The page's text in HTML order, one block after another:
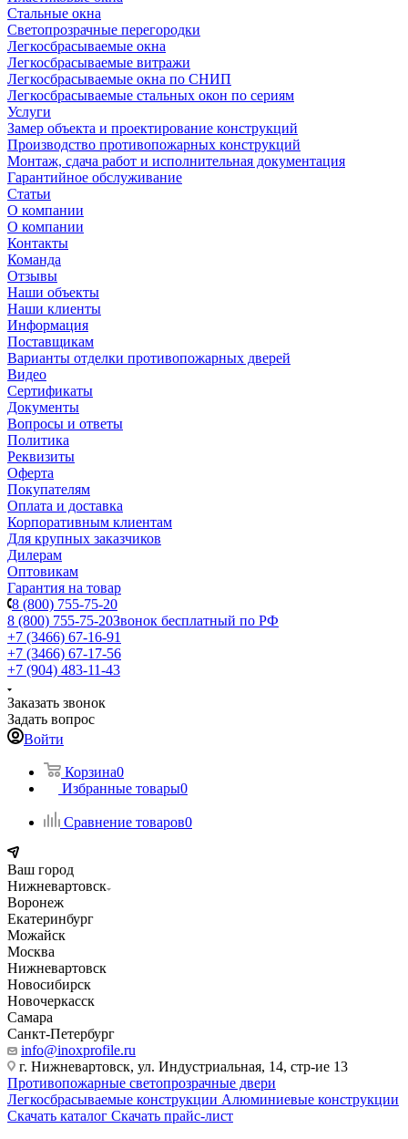
Стальные окна
Светопрозрачные перегородки
Легкосбрасываемые окна
Легкосбрасываемые витражи
Легкосбрасываемые окна по СНИП
Легкосбрасываемые стальных окон по сериям
Услуги
Замер объекта и проектирование конструкций
Производство противопожарных конструкций
Монтаж, сдача работ и исполнительная документация
Гарантийное обслуживание
Статьи
О компании
О компании
Контакты
Команда
Отзывы
Наши объекты
Наши клиенты
Информация
Поставщикам
Варианты отделки противопожарных дверей
Видео
Сертификаты
Документы
Вопросы и ответы
Политика
Реквизиты
Оферта
Покупателям
Оплата и доставка
Корпоративным клиентам
Для крупных заказчиков
Дилерам
Оптовикам
Гарантия на товар
8 (800) 755-75-20
8 (800) 755-75-20Звонок бесплатный по РФ
+7 (3466) 67-16-91
+7 (3466) 67-17-56
+7 (904) 483-11-43
Заказать звонок
Задать вопрос
Войти
Корзина0
Избранные товары0
Сравнение товаров0
Ваш город
Нижневартовск
Воронеж
Екатеринбург
Можайск
Москва
Нижневартовск
Новосибирск
Новочеркасск
Самара
Санкт-Петербург
info@inoxprofile.ru
г. Нижневартовск, ул. Индустриальная, 14, стр-ие 13
Противопожарные светопрозрачные двери
Легкосбрасываемые конструкции Алюминиевые конструкции
Скачать каталог Скачать прайс-лист